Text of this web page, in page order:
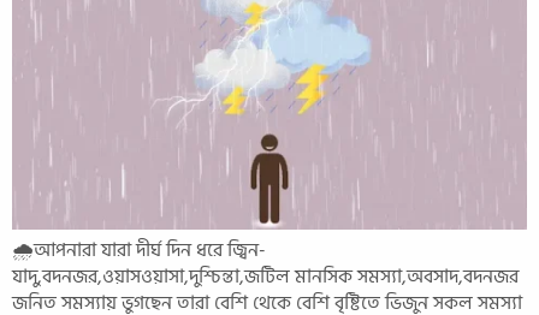
🌧️আপনারা যারা দীর্ঘ দিন ধরে জ্বিন-
যাদু,বদনজর,ওয়াসওয়াসা,দুশ্চিন্তা,জটিল মানসিক সমস্যা,অবসাদ,বদনজর
জনিত সমস্যায় ভুগছেন তারা বেশি থেকে বেশি বৃষ্টিতে ভিজুন সকল সমস্যা